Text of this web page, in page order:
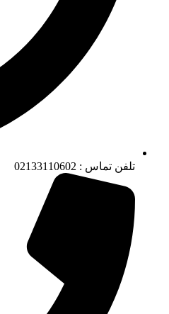
تلفن تماس : 02133110602